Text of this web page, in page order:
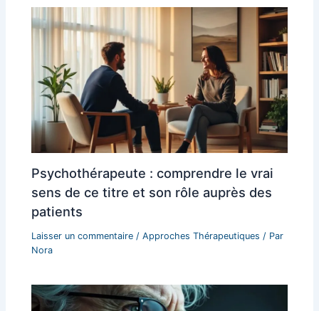
Psychothérapeute : comprendre le vrai
sens de ce titre et son rôle auprès des
patients
Laisser un commentaire /Approches Thérapeutiques / Par
Nora